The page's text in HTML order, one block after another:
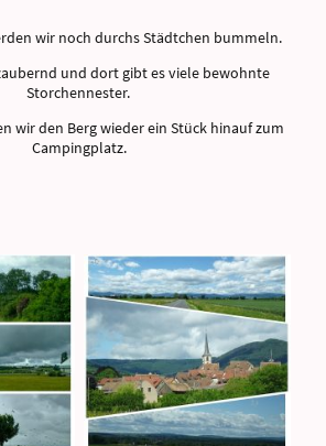
wir noch durchs Städtchen bummeln.
und dort gibt es viele bewohnte
Storchennester.
wir den Berg wieder ein Stück hinauf zum
Campingplatz.